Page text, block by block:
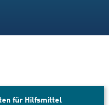
für Hilfsmittel